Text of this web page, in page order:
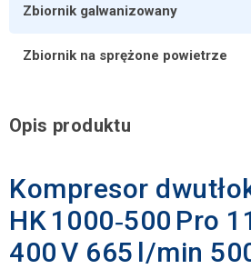
Zbiornik galwanizowany
Zbiornik na sprężone powietrze
Opis produktu
Kompresor
HK 1000‑500 Pro
400 V 665 l/min